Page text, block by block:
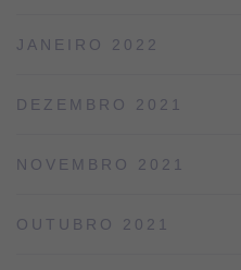
JANEIRO 2022
DEZEMBRO 2021
NOVEMBRO 2021
OUTUBRO 2021